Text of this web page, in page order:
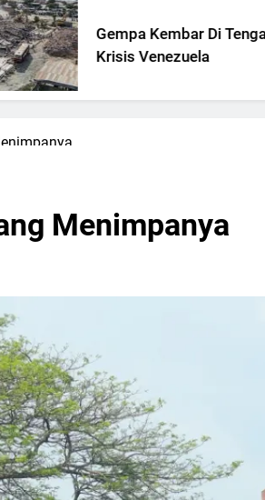
Kembar Di Tengah
Venezuela
Menimpanya